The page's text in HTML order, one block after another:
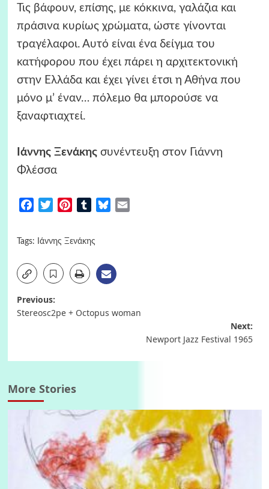
Τις βάφουν, επίσης, με κόκκινα, γαλάζια και
πράσινα κυρίως χρώματα, ώστε γίνονται
τραγέλαφοι. Αυτό είναι ένα δείγμα του
κατήφορου που έχει πάρει η αρχιτεκτονική
στην Ελλάδα και έχει γίνει έτσι η Αθήνα που
μόνο μ’ έναν… πόλεμο θα μπορούσε να
ξαναφτιαχτεί.
Ιάννης Ξενάκηςσυνέντευξη στον Γιάννη
Φλέσσα
FacebookTwitterPinterestTumblrBluesky
Tags: Ιάννης Ξενάκης
Post
Previous:
Stereosc2pe + Octopus woman
Next:
Newport Jazz Festival 1965
More Stories